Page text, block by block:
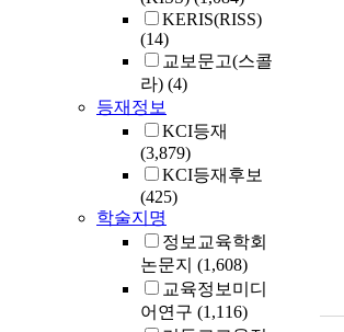
KERIS(RISS)
(14)
교보문고(스콜
라) (4)
등재정보
KCI등재
(3,879)
KCI등재후보
(425)
학술지명
정보교육학회
논문지 (1,608)
교육정보미디
어연구 (1,116)